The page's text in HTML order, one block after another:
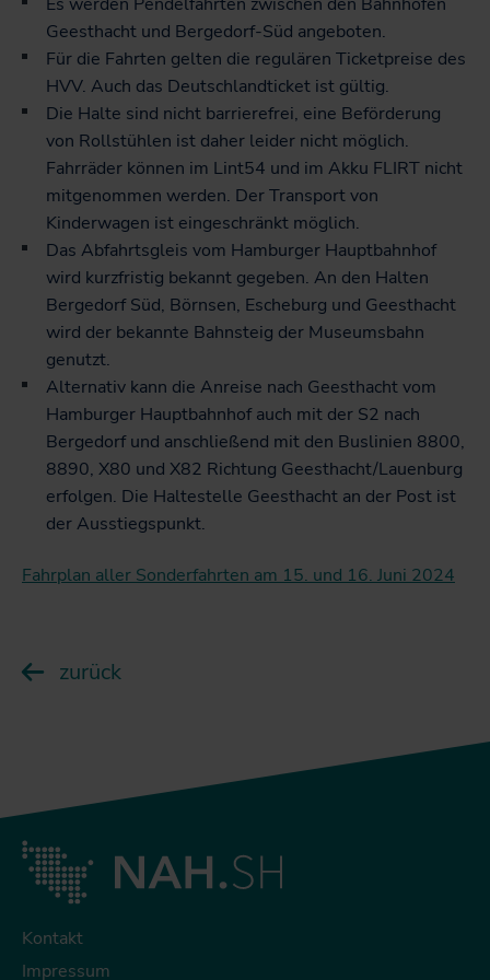
Geesthacht und Bergedorf-Süd angeboten.
Für die Fahrten gelten die regulären Ticketpreise des
HVV. Auch das Deutschlandticket ist gültig.
Die Halte sind nicht barrierefrei, eine Beförderung
von Rollstühlen ist daher leider nicht möglich.
Fahrräder können im Lint54 und im Akku FLIRT nicht
mitgenommen werden. Der Transport von
Kinderwagen ist eingeschränkt möglich.
Das Abfahrtsgleis vom Hamburger Hauptbahnhof
wird kurzfristig bekannt gegeben. An den Halten
Bergedorf Süd, Börnsen, Escheburg und Geesthacht
wird der bekannte Bahnsteig der Museumsbahn
genutzt.
Alternativ kann die Anreise nach Geesthacht vom
Hamburger Hauptbahnhof auch mit der S2 nach
Bergedorf und anschließend mit den Buslinien 8800,
8890, X80 und X82 Richtung Geesthacht/Lauenburg
erfolgen. Die Haltestelle Geesthacht an der Post ist
der Ausstiegspunkt.
Fahrplan aller Sonderfahrten am 15. und 16. Juni 2024
zurück
Kontakt
Impressum